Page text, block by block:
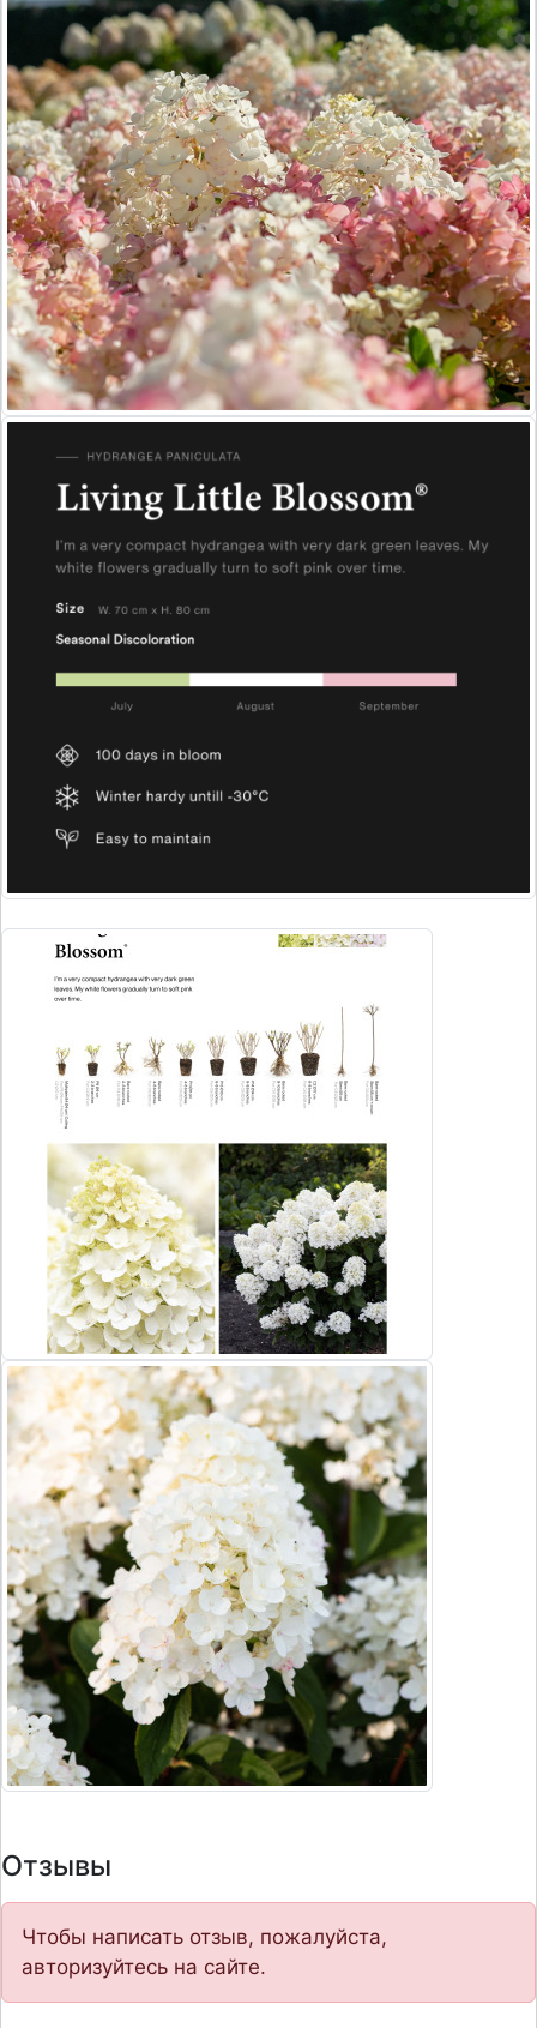
Отзывы
Чтобы написать отзыв, пожалуйста,
авторизуйтесь на сайте.